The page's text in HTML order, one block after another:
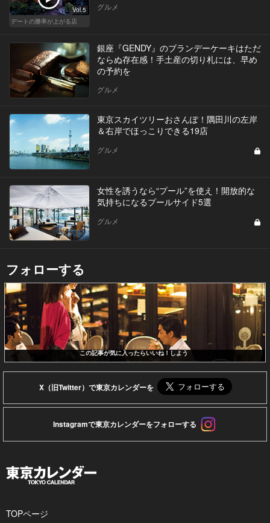
Vol.5
デートの勝率が上がる店
グルメ
銀座『GENDY』のブランデーケーキはただ
ならぬ存在感！手土産の切り札には、早め
の予約を
グルメ
東京スカイツリーおさんぽ！隅田川の左岸
＆右岸でほっこりできる19店
グルメ
女性を誘うなら“プール”を使え！開放的な
気持ちになるプールサイド5選
グルメ
フォローする
この記事が気に入ったらいいね！しよう
X（旧Twitter）で東京カレンダーを
Instagramで東京カレンダーをフォローする
TOPページ